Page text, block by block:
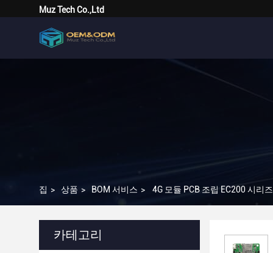
Muz Tech Co.,Ltd
집 > 상품 > BOM 서비스 > 4G 모듈 PCB 조립 EC200 시리
카테고리